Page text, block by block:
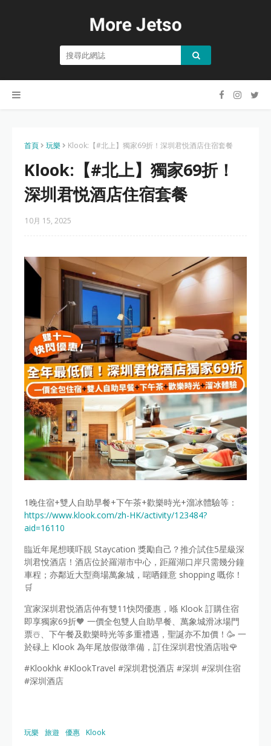
首頁 玩樂 Klook:【#北上】獨家69折！深圳君悦酒店住宿套餐
Klook:【#北上】獨家69折！
深圳君悦酒店住宿套餐
10月 15, 2025
1晚住宿+雙人自助早餐+下午茶+歡樂時光+溜冰體驗等：
https://www.klook.com/zh-HK/activity/123484?
aid=16110
臨近年尾想嘆吓靚 Staycation 獎勵自己？推介試住5星級深
圳君悅酒店！酒店位於羅湖市中心，距羅湖口岸只需幾分鐘
車程；亦鄰近大型商場萬象城，啱哂鍾意 shopping 嘅你！
🛒
宜家深圳君悦酒店仲有雙11快閃優惠，喺 Klook 訂購住宿
即享獨家69折🧡 一價全包雙人自助早餐、萬象城滑冰場門
票☃️、下午餐及歡樂時光等多重禮遇，聖誕亦不加價！🥳 一
於碌上 Klook 為年尾放假做準備，訂住深圳君悅酒店啦🌹
#Klookhk #KlookTravel #深圳君悦酒店 #深圳 #深圳住宿
#深圳酒店
玩樂 旅遊 優惠 Klook